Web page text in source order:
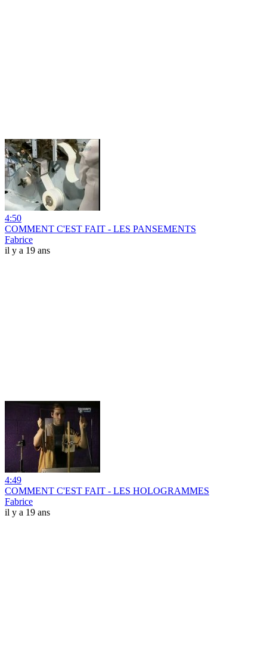
4:50
COMMENT C'EST FAIT - LES PANSEMENTS
Fabrice
il y a 19 ans
4:49
COMMENT C'EST FAIT - LES HOLOGRAMMES
Fabrice
il y a 19 ans